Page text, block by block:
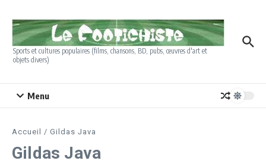
Sports et cultures populaires (films, chansons, BD, pubs, œuvres d'art et
objets divers)
Menu
Accueil / Gildas Java
Gildas Java